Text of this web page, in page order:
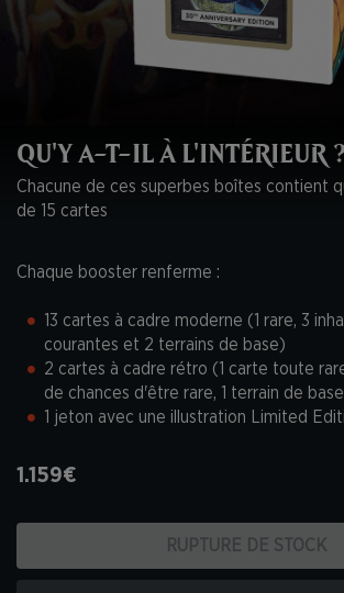
QU'Y A-T-IL À L'INTÉRIEUR ?
Chacune de ces superbes boîtes contient
de 15 cartes
Chaque booster renferme :
13 cartes à cadre moderne (1 rare, 3
courantes et 2 terrains de base)
2 cartes à cadre rétro (1 carte toute
de chances d'être rare, 1 terrain de
1 jeton avec une illustration Limited
1.159€
RUPTURE DE STOCK